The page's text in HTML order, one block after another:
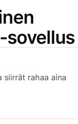
sovellus
siirrät rahaa aina